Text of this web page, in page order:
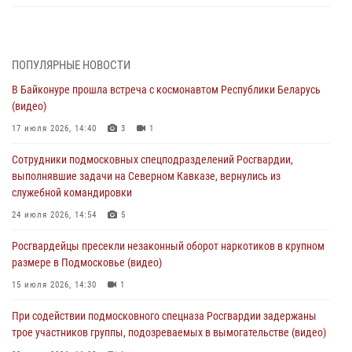
03 августа 2026, 15:08 1
В Подмосковье отметили годовщину со Дня образования ОМОН
«Пересвет»
02 августа 2026, 18:01
Офицер подмосковного главка Росгвардии стал гостем эфира
«Радио 1»
01 августа 2026, 17:57
крупную сумму в Подмосковье
31 июля 2026, 13:00
действиях в Подмосковье (видео)
31 июля 2026, 09:00
ПОПУЛЯРНЫЕ НОВОСТИ
В Байконуре прошла встреча с космонавтом Республики Беларусь
(видео)
17 июля 2026, 14:40 3 1
Сотрудники подмосковных спецподразделений Росгвардии,
выполнявшие задачи на Северном Кавказе, вернулись из
служебной командировки
24 июля 2026, 14:54 5
Росгвардейцы пресекли незаконный оборот наркотиков в крупном
размере в Подмосковье (видео)
15 июля 2026, 14:30 1
При содействии подмосковного спецназа Росгвардии задержаны
трое участников группы, подозреваемых в вымогательстве (видео)